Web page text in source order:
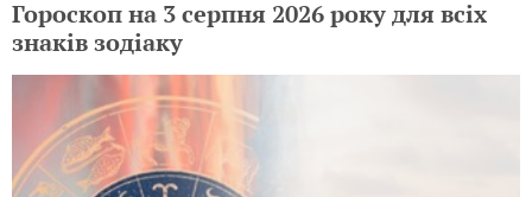
Гороскоп на 3 серпня 2026 року для всіх
знаків зодіаку